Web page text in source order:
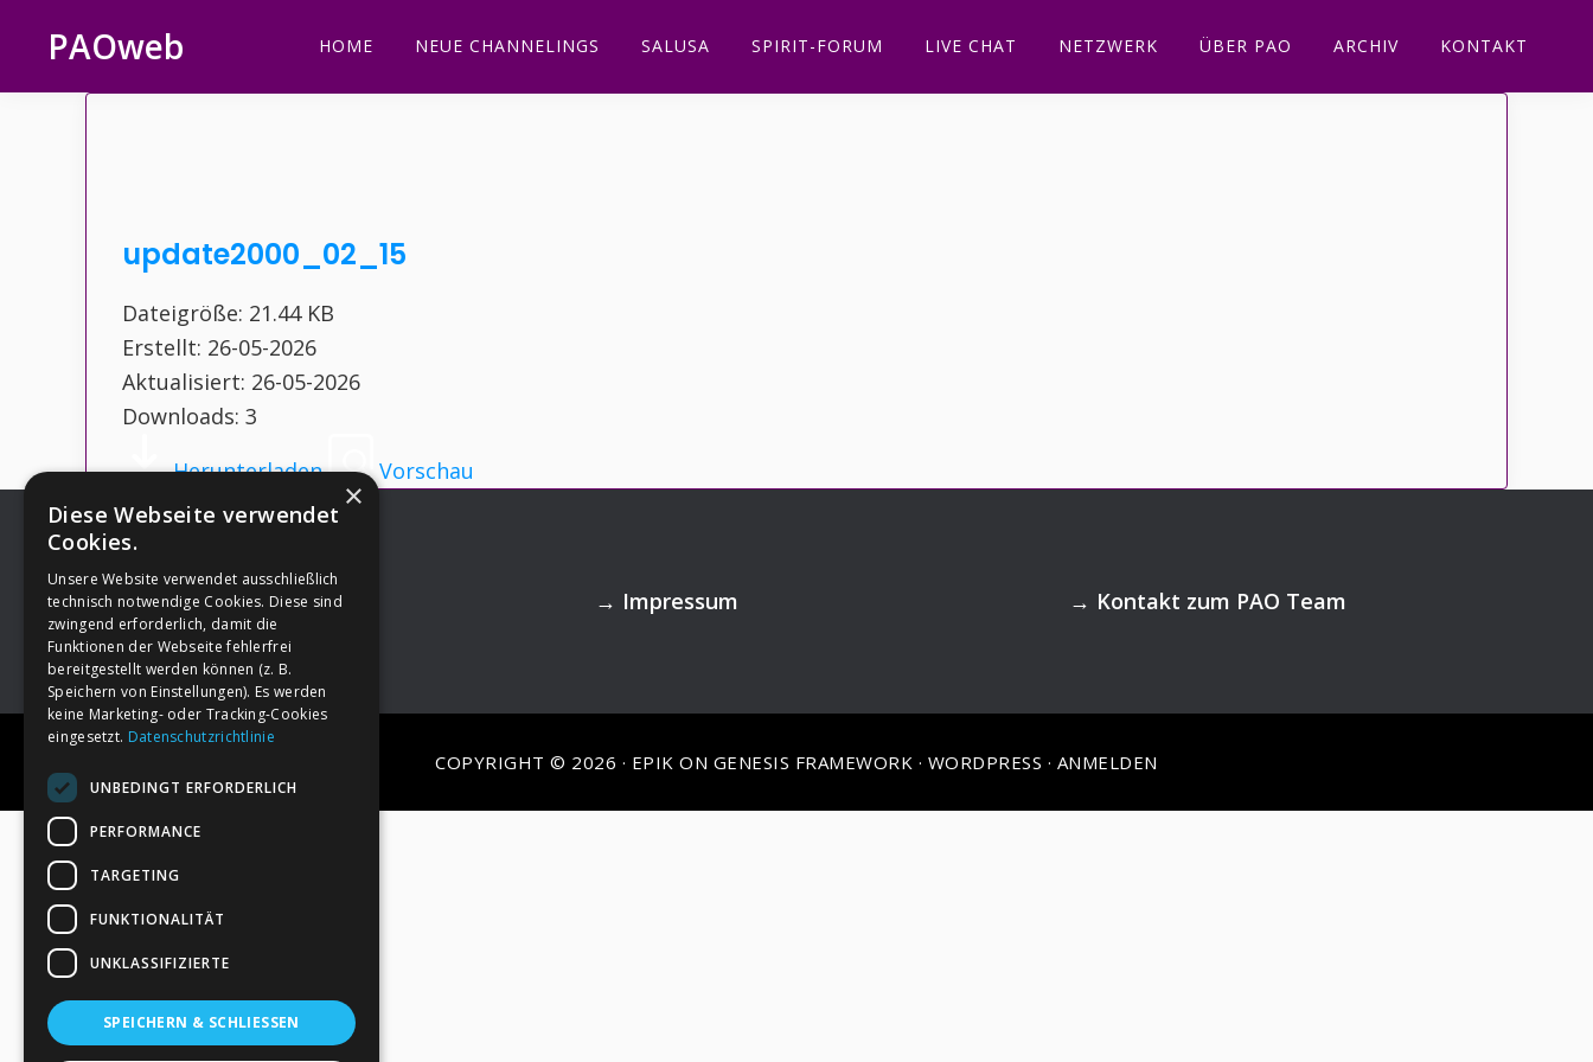
Hauptnavigation
springen
Inhalt
springen
Seitenspalte
springen
Fußzeile
springen
PAOweb HOME NEUE CHANNELINGS SALUSA SPIRIT-FORUM LIVE CHAT NETZWERK ÜBER PAO ARCHIV KONTAKT
update2000_02_15
Dateigröße: 21.44 KB
Erstellt: 26-05-2026
Aktualisiert: 26-05-2026
Downloads: 3
Herunterladen
Vorschau
Footer →Deine Spende → Impressum → Kontakt zum PAO Team
COPYRIGHT © 2026 · EPIK ON GENESIS FRAMEWORK · WORDPRESS · ANMELDEN
×
Diese Webseite verwendet
Cookies.
Unsere Website verwendet ausschließlich
technisch notwendige Cookies. Diese sind
zwingend erforderlich, damit die
Funktionen der Webseite fehlerfrei
bereitgestellt werden können (z. B.
Speichern von Einstellungen). Es werden
keine Marketing- oder Tracking-Cookies
eingesetzt. Datenschutzrichtlinie
UNBEDINGT ERFORDERLICH
PERFORMANCE
TARGETING
FUNKTIONALITÄT
UNKLASSIFIZIERTE
SPEICHERN & SCHLIESSEN